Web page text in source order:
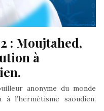
: Moujtahed,
à
anonyme du monde
l’hermétisme saoudien.